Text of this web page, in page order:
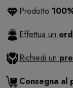
Prodotto
Effettua un
Richiedi un
Consegna al